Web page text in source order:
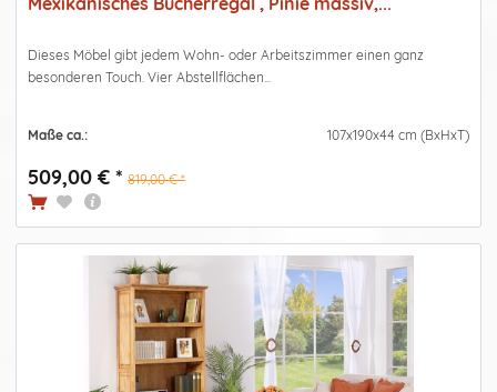
Dieses Möbel gibt jedem Wohn- oder Arbeitszimmer einen ganz
besonderen Touch. Vier Abstellflächen...
Maße ca.: 107x190x44 cm (BxHxT)
509,00 € * 819,00 € *